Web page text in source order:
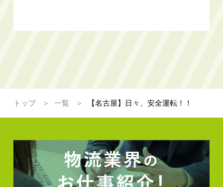
トップ 一覧 【名古屋】日々、安全運転！！